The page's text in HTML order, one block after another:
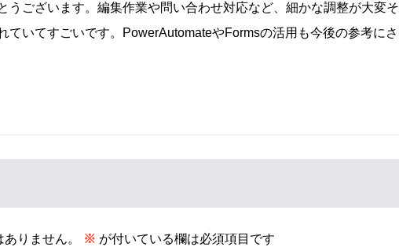
うございます。編集作業や問い合わせ対応など、細かな調整が大変そ
ていてすごいです。PowerAutomateやFormsの活用も今後の参考にさ
りません。 ※ が付いている欄は必須項目です